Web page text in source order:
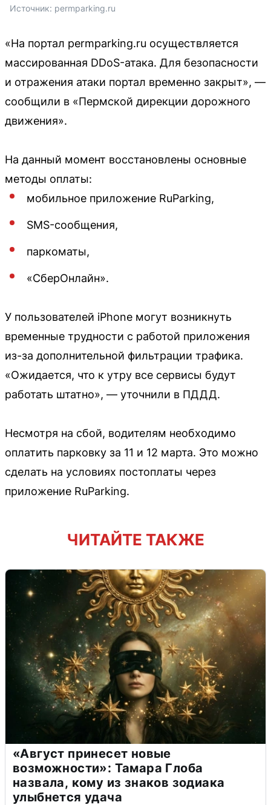
Источник: permparking.ru
«На портал permparking.ru осуществляется
массированная DDoS-атака. Для безопасности
и отражения атаки портал временно закрыт», —
сообщили в «Пермской дирекции дорожного
движения».
На данный момент восстановлены основные
методы оплаты:
мобильное приложение RuParking,
SMS-сообщения,
паркоматы,
«СберОнлайн».
У пользователей iPhone могут возникнуть
временные трудности с работой приложения
из-за дополнительной фильтрации трафика.
«Ожидается, что к утру все сервисы будут
работать штатно», — уточнили в ПДДД.
Несмотря на сбой, водителям необходимо
оплатить парковку за 11 и 12 марта. Это можно
сделать на условиях постоплаты через
приложение RuParking.
ЧИТАЙТЕ ТАКЖЕ
«Август принесет новые
возможности»: Тамара Глоба
назвала, кому из знаков зодиака
улыбнется удача